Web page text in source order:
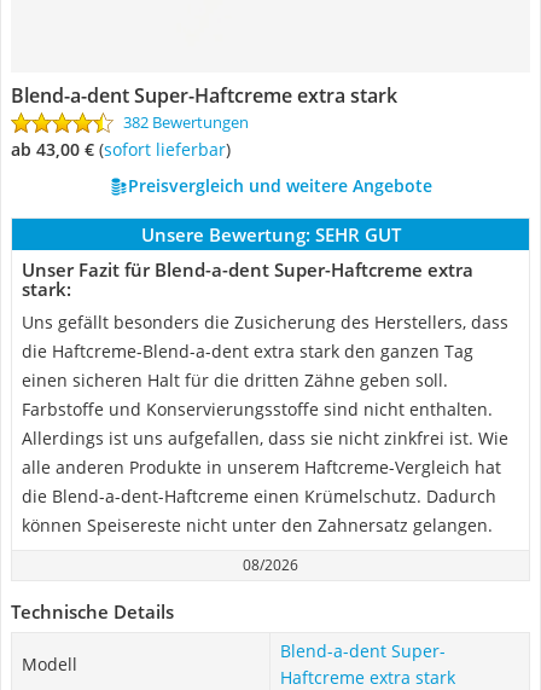
Blend-a-dent Super-Haftcreme extra stark
382 Bewertungen
ab 43,00 € ( Sofort lieferbar)
Preisvergleich und weitere Angebote
Unsere Bewertung: SEHR GUT
Unser Fazit für Blend-a-dent Super-Haftcreme extra
stark:
Uns gefällt besonders die Zusicherung des Herstellers, dass
die Haftcreme-Blend-a-dent extra stark den ganzen Tag
einen sicheren Halt für die dritten Zähne geben soll.
Farbstoffe und Konservierungsstoffe sind nicht enthalten.
Allerdings ist uns aufgefallen, dass sie nicht zinkfrei ist. Wie
alle anderen Produkte in unserem Haftcreme-Vergleich hat
die Blend-a-dent-Haftcreme einen Krümelschutz. Dadurch
können Speisereste nicht unter den Zahnersatz gelangen.
08/2026
Technische Details
Modell
Blend-a-dent Super-
Haftcreme extra stark